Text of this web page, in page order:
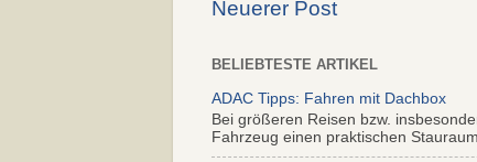
Neuerer Post
BELIEBTESTE ARTIKEL
ADAC Tipps: Fahren mit Dachbox
Bei größeren Reisen bzw.
Fahrzeug einen praktischen